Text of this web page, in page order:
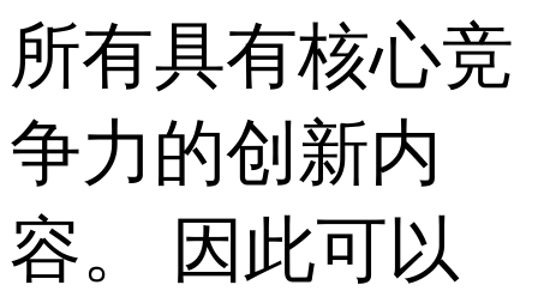
所有具有核心竞
争力的创新内
容。 因此可以